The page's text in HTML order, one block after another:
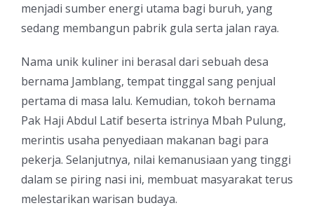
menjadi sumber energi utama bagi buruh, yang
sedang membangun pabrik gula serta jalan raya.
Nama unik kuliner ini berasal dari sebuah desa
bernama Jamblang, tempat tinggal sang penjual
pertama di masa lalu. Kemudian, tokoh bernama
Pak Haji Abdul Latif beserta istrinya Mbah Pulung,
merintis usaha penyediaan makanan bagi para
pekerja. Selanjutnya, nilai kemanusiaan yang tinggi
dalam se piring nasi ini, membuat masyarakat terus
melestarikan warisan budaya.